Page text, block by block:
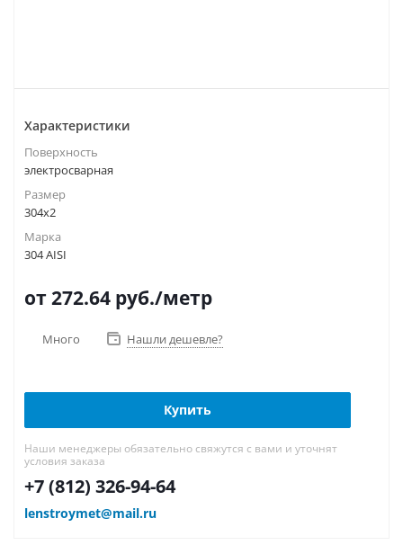
Характеристики
Поверхность
электросварная
Размер
304х2
Марка
304 AISI
от 272.64 руб./метр
Много Нашли дешевле?
Купить
Наши менеджеры обязательно свяжутся с вами и уточнят
условия заказа
+7 (812) 326-94-64
lenstroymet@mail.ru